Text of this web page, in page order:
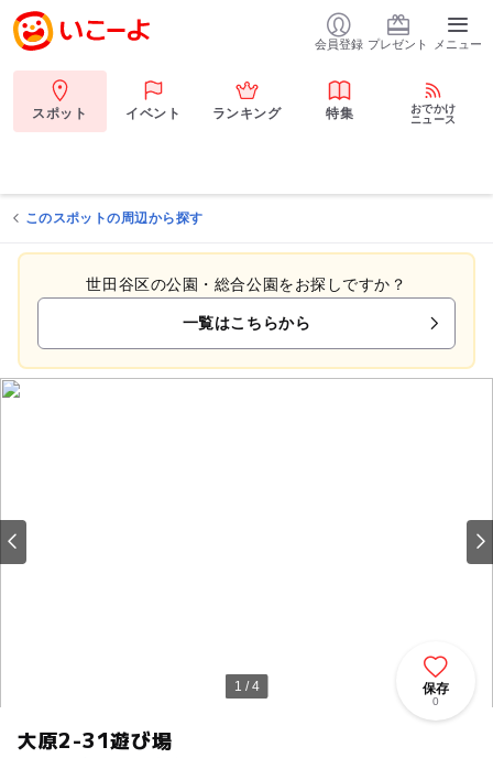
会員登録 プレゼント メニュー
スポット イベント ランキング 特集
おでかけ
ニュース
このスポットの周辺から探す
世田谷区の公園・総合公園をお探しですか？
一覧はこちらから
1 / 4
大原2-31遊び場
保存
0